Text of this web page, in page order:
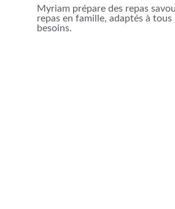
Myriam prépare des repas
repas en famille, adaptés à tous
besoins.